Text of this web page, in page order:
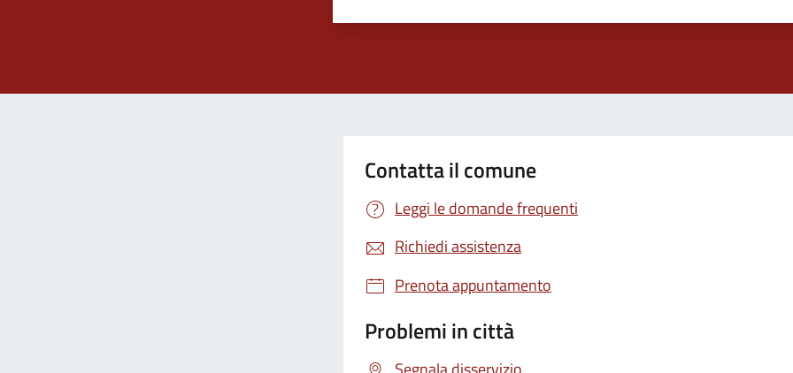
Contatta il comune
Leggi le domande frequenti
Richiedi assistenza
Prenota appuntamento
Problemi in città